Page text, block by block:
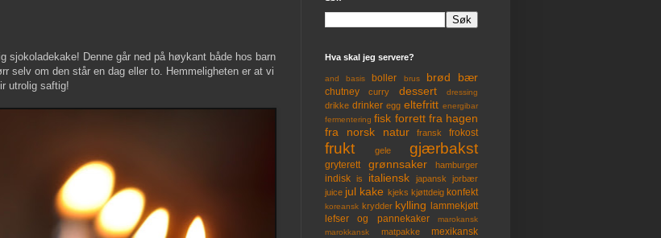
sjokoladekake! Denne går ned på høykant både hos barn
selv om den står en dag eller to. Hemmeligheten er at vi
utrolig saftig!
Hva skal jeg servere?
and basis boller brus brød bær
chutney curry dessert dressing
drikke drinker egg eltefritt energibar
fermentering fisk forrett fra hagen
fra norsk natur
fransk frokost
frukt gele gjærbakst
gryterett grønnsaker hamburger
indisk is italiensk japansk
jorbær
juice jul kake kjeks kjøttdeig konfekt
koreansk krydder kylling
lammekjøtt
lefser og pannekaker
marokansk
marokkansk
matpakke mexikansk